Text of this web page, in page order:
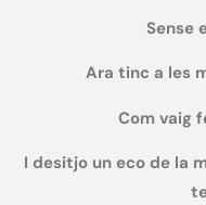
Sense
Ara tinc a les
Com vaig
I desitjo un eco de la